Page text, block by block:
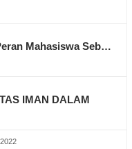
Mahasiswa Seb…
IMAN DALAM